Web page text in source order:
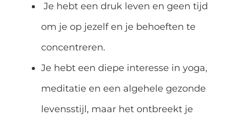
Je hebt een druk leven en geen tijd
om je op jezelf en je behoeften te
concentreren.
Je hebt een diepe interesse in yoga,
meditatie en een algehele gezonde
levensstijl, maar het ontbreekt je